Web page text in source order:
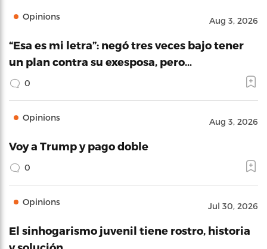
Opinions Aug 3, 2026
“Esa es mi letra”: negó tres veces bajo tener
un plan contra su exesposa, pero…
0
Opinions Aug 3, 2026
Voy a Trump y pago doble
0
Opinions Jul 30, 2026
El sinhogarismo juvenil tiene rostro, historia